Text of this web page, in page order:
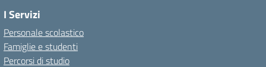
I Servizi
Personale scolastico
Famiglie e studenti
Percorsi di studio